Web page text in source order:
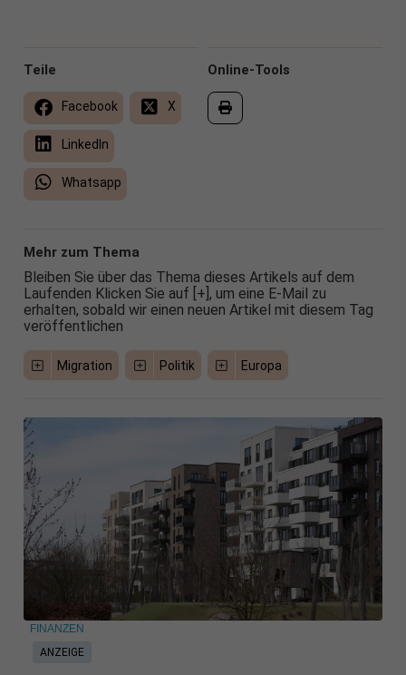
Online-Tools
Teile
Facebook X
LinkedIn
Whatsapp
Mehr zum Thema
Bleiben Sie über das Thema dieses Artikels auf dem
Laufenden Klicken Sie auf [+], um eine E-Mail zu
erhalten, sobald wir einen neuen Artikel mit diesem Tag
veröffentlichen
Migration Politik Europa
ANZEIGE
FINANZEN